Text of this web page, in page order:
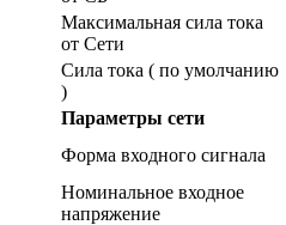
Максимальная сила тока
от Сети
Сила тока ( по умолчанию
)
Параметры сети
Форма входного сигнала
Номинальное входное
напряжение